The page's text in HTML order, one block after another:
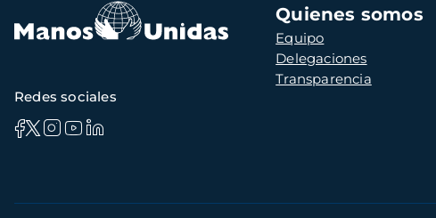
Navegación
principal
Quienes somos
Equipo
Delegaciones
Transparencia
Redes sociales